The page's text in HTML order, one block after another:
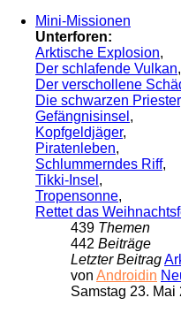
Mini-Missionen
Unterforen:
Arktische Explosion,
Der schlafende Vulkan,
Der verschollene
Die schwarzen Priester
Gefängnisinsel ,
Kopfgeldjäger,
Piratenleben,
Schlummerndes Riff,
Tikki-Insel ,
Tropensonne,
Rettet das
439 Themen
442 Beiträge
Letzter Beitrag
von Androidin
Samstag 23. Mai